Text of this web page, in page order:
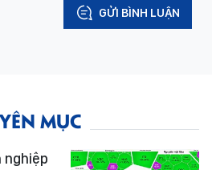
GỬI BÌNH LUẬN
MỤC
nghiệp